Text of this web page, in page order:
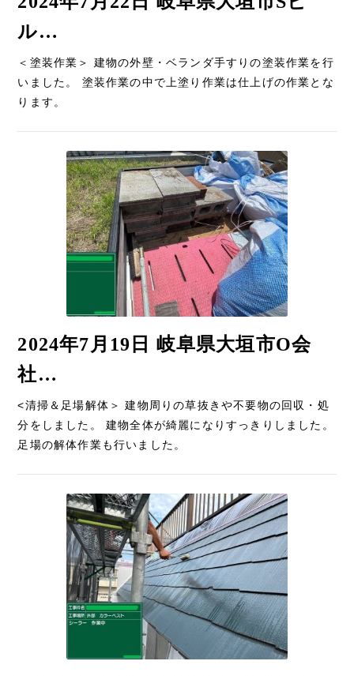
ル…
＜塗装作業＞ 建物の外壁・ベランダ手すりの塗装作業を行
いました。 塗装作業の中で上塗り作業は仕上げの作業とな
ります。
2024年7月19日 岐阜県大垣市O会
社…
<清掃＆足場解体＞ 建物周りの草抜きや不要物の回収・処
分をしました。 建物全体が綺麗になりすっきりしました。
足場の解体作業も行いました。